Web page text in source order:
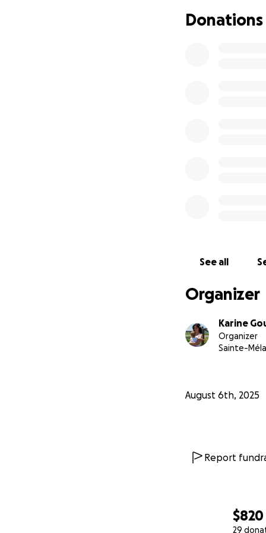
$820
29
L'accident de
Elle a une
Donations
See all
Organizer
Karine
Organizer
Sainte-
August 6th, 2025
Report